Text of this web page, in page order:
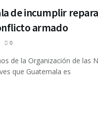
de incumplir
armado
0
de la Organización de las
que Guatemala es